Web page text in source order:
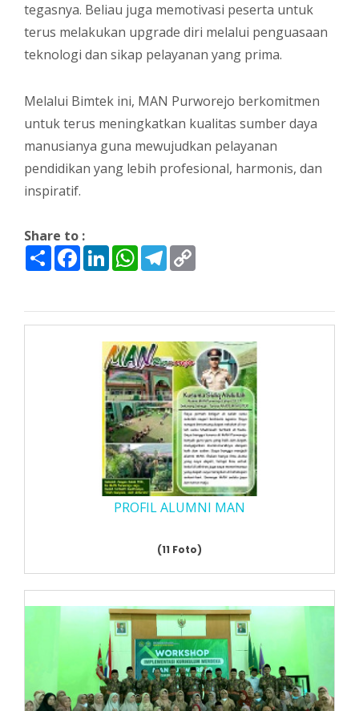
tegasnya. Beliau juga memotivasi peserta untuk
terus melakukan upgrade diri melalui penguasaan
teknologi dan sikap pelayanan yang prima.
Melalui Bimtek ini, MAN Purworejo berkomitmen
untuk terus meningkatkan kualitas sumber daya
manusianya guna mewujudkan pelayanan
pendidikan yang lebih profesional, harmonis, dan
inspiratif.
Share to :
ShareFacebookLinkedInWhatsApp
Telegram
PROFIL ALUMNI MAN
(11 Foto)